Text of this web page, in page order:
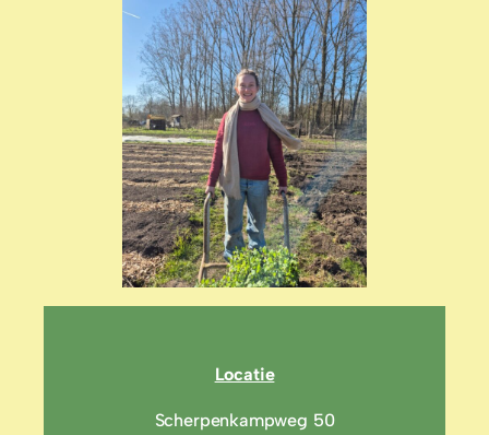
Locatie
Scherpenkampweg 50